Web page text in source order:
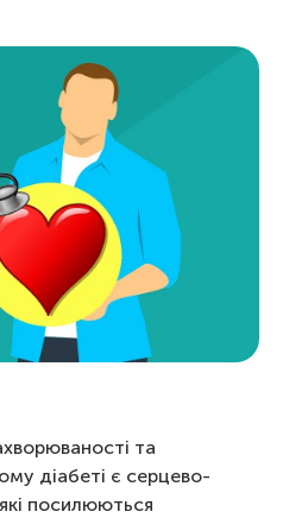
та
діабеті є серцево-
посилюються